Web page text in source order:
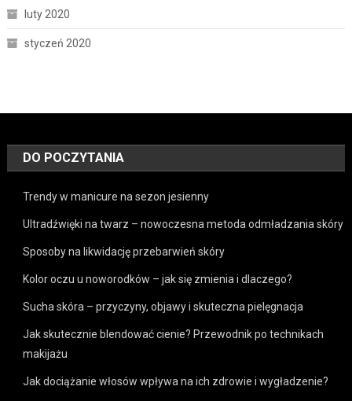
luty 2020
styczeń 2020
DO POCZYTANIA
Trendy w manicure na sezon jesienny
Ultradźwięki na twarz – nowoczesna metoda odmładzania skóry
Sposoby na likwidację przebarwień skóry
Kolor oczu u noworodków – jak się zmienia i dlaczego?
Sucha skóra – przyczyny, objawy i skuteczna pielęgnacja
Jak skutecznie blendować cienie? Przewodnik po technikach
makijażu
Jak dociążanie włosów wpływa na ich zdrowie i wygładzenie?